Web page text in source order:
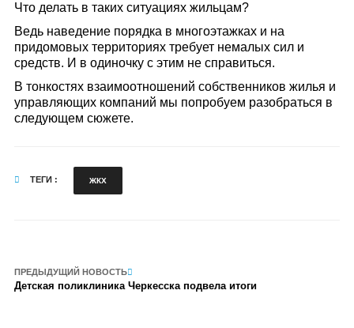
Что делать в таких ситуациях жильцам?
Ведь наведение порядка в многоэтажках и на
придомовых территориях требует немалых сил и
средств. И в одиночку с этим не справиться.
В тонкостях взаимоотношений собственников жилья и
управляющих компаний мы попробуем разобраться в
следующем сюжете.
ТЕГИ : ЖКХ
ПРЕДЫДУЩИЙ НОВОСТЬ
Детская поликлиника Черкесска подвела итоги